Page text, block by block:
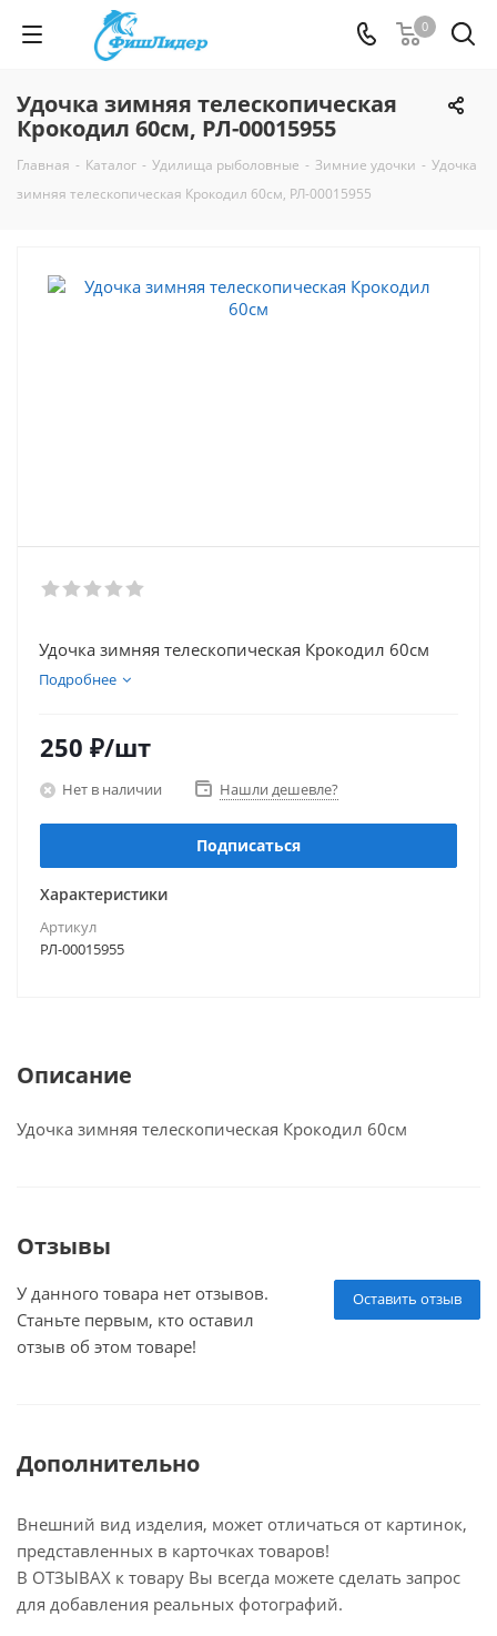
0
Удочка зимняя телескопическая
Крокодил 60см, РЛ-00015955
Главная - Каталог - Удилища рыболовные - Зимние удочки - Удочка
зимняя телескопическая Крокодил 60см, РЛ-00015955
Удочка зимняя телескопическая Крокодил 60см
Подробнее
250 ₽/шт
Нет в наличии Нашли дешевле?
Подписаться
Характеристики
Артикул
РЛ-00015955
Описание
Удочка зимняя телескопическая Крокодил 60см
Отзывы
Оставить отзыв
У данного товара нет отзывов.
Станьте первым, кто оставил
отзыв об этом товаре!
Дополнительно
Внешний вид изделия, может отличаться от картинок,
представленных в карточках товаров!
В ОТЗЫВАХ к товару Вы всегда можете сделать запрос
для добавления реальных фотографий.